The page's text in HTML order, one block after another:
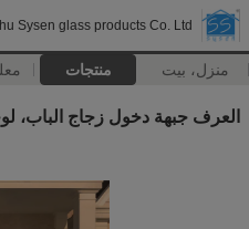
Sysen glass products Co. Ltd.
منزل، بيت منتجات
العرف جبهة دخول زجاج الباب،